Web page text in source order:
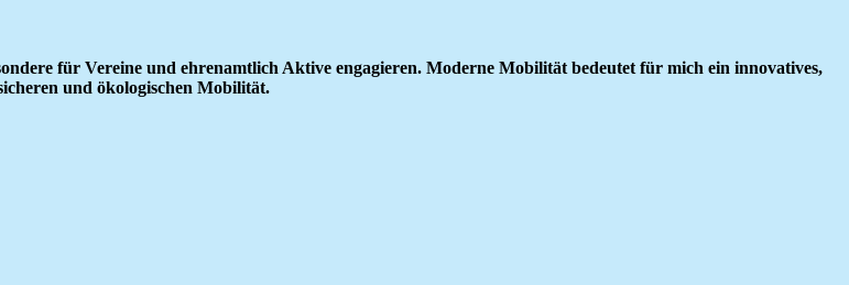
für Vereine und ehrenamtlich Aktive engagieren. Moderne Mobilität bedeutet für mich ein innovatives,
und ökologischen Mobilität.